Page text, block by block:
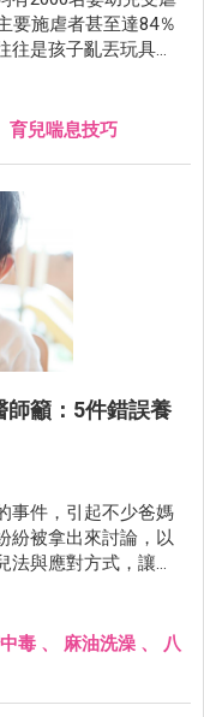
要施虐者甚至達84％
是孩子亂丟玩具、
育兒喘息技巧
師籲：5件錯誤養
事件，引起不少爸媽
紛被拿出來討論，以
與應對方式，讓爸
毒 、 麻油洗澡 、 八